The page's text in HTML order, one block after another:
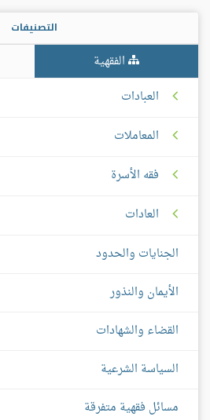
التصنيفات
الفقهية
العبادات
المعاملات
فقه الأسرة
العادات
الجنايات والحدود
الأيمان والنذور
القضاء والشهادات
السياسة الشرعية
مسائل فقهية متفرقة